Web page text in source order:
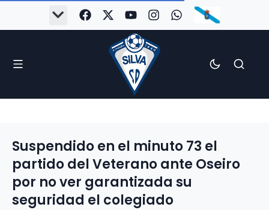
Suspendido en el minuto 73 el
partido del Veterano ante Oseiro
por no ver garantizada su
seguridad el colegiado